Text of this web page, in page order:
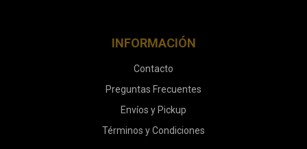
INFORMACIÓN
Contacto
Preguntas Frecuentes
Envíos y Pickup
Términos y Condiciones